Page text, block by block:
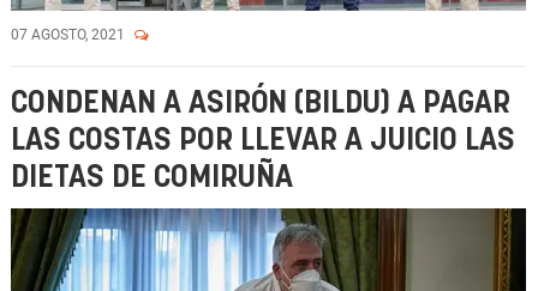
07 AGOSTO, 2021
CONDENAN A ASIRÓN (BILDU) A PAGAR
LAS COSTAS POR LLEVAR A JUICIO LAS
DIETAS DE COMIRUÑA